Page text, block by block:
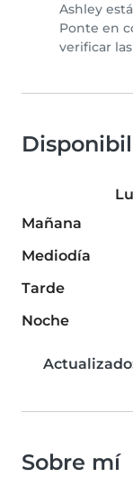
Ashley
Ponte en
verificar
Lu
Mañana
Mediodía
Tarde
Noche
Sobre mí